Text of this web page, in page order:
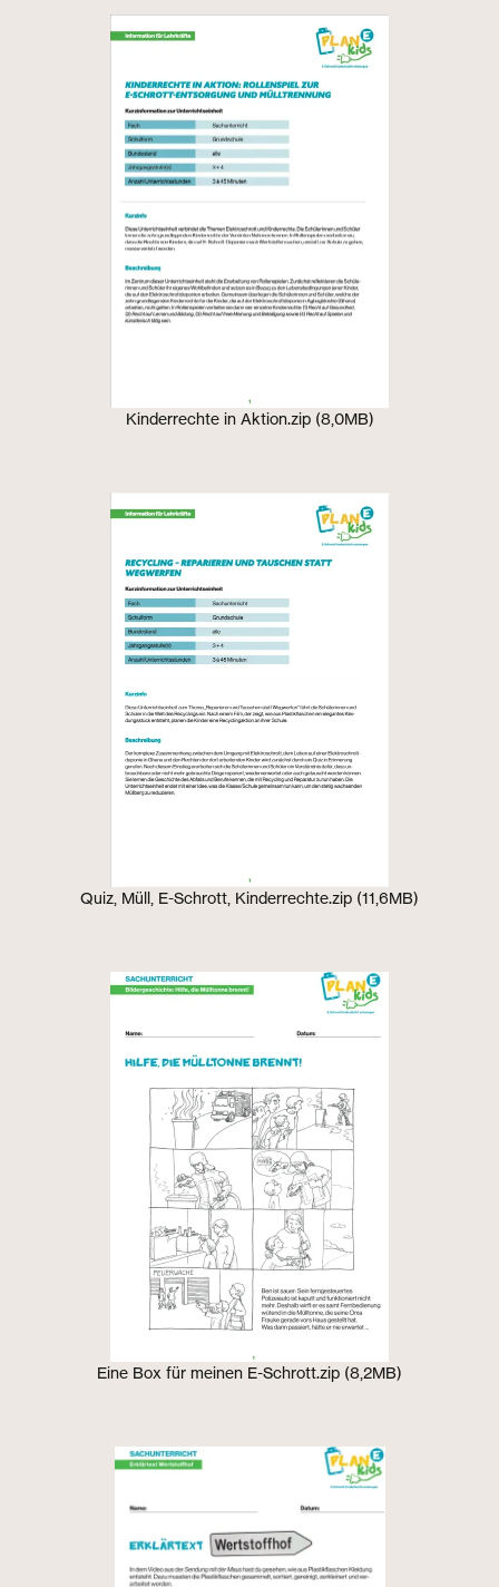
Kinderrechte in Aktion.zip (8,0MB)
Quiz, Müll, E-Schrott, Kinderrechte.zip (11,6MB)
Eine Box für meinen E-Schrott.zip (8,2MB)